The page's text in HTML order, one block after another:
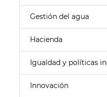
Gestión del agua
Hacienda
Igualdad y políticas
Innovación